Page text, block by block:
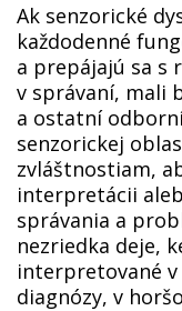
Ak senzorické
každodenné
a prepájajú sa s
v správaní, mali
a ostatní
senzorickej
zvláštnostiam,
interpretácii
správania a
nezriedka deje,
interpretované
diagnózy, v